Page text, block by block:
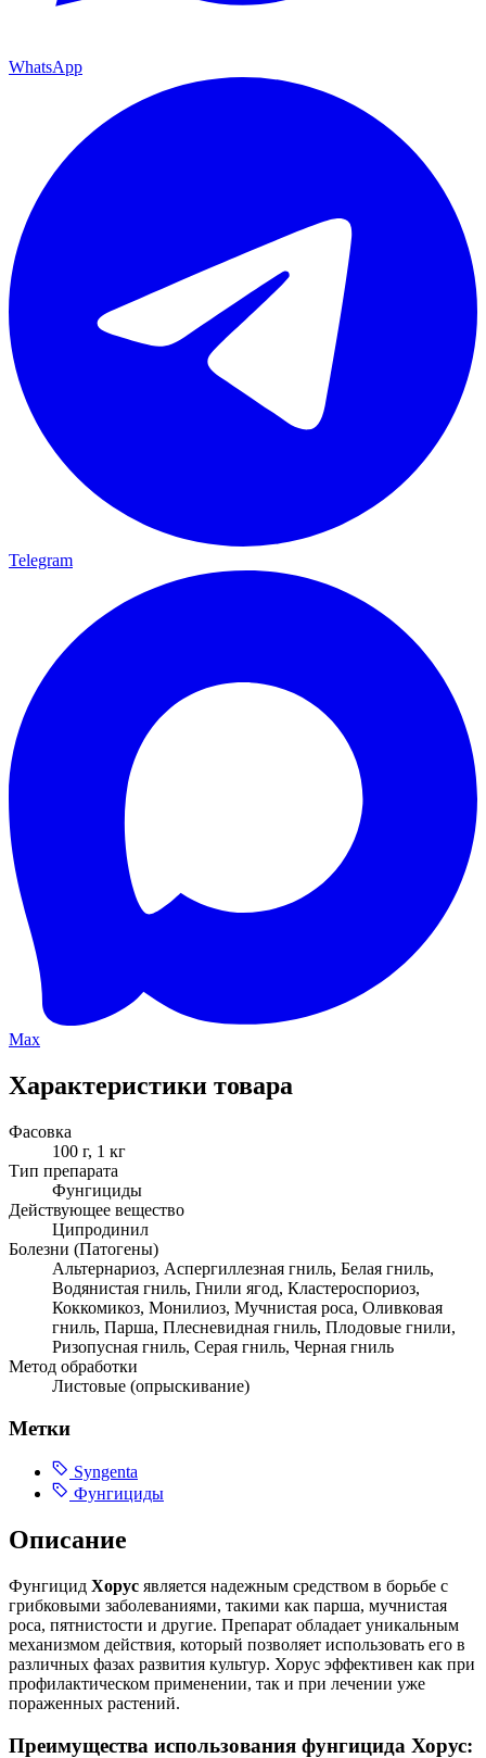
WhatsApp
Telegram
Max
Характеристики товара
Фасовка
100 г, 1 кг
Тип препарата
Фунгициды
Действующее вещество
Ципродинил
Болезни (Патогены)
Альтернариоз, Аспергиллезная гниль, Белая гниль,
Водянистая гниль, Гнили ягод, Кластероспориоз,
Коккомикоз, Монилиоз, Мучнистая роса, Оливковая
гниль, Парша, Плесневидная гниль, Плодовые гнили,
Ризопусная гниль, Серая гниль, Черная гниль
Метод обработки
Листовые (опрыскивание)
Метки
Syngenta
Фунгициды
Описание
Фунгицид Хорус является надежным средством в борьбе с
грибковыми заболеваниями, такими как парша, мучнистая
роса, пятнистости и другие. Препарат обладает уникальным
механизмом действия, который позволяет использовать его в
различных фазах развития культур. Хорус эффективен как при
профилактическом применении, так и при лечении уже
пораженных растений.
Преимущества использования фунгицида Хорус: